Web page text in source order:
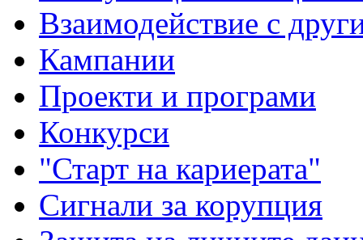
Взаимодействие с
Кампании
Проекти и програми
Конкурси
"Старт на кариерата"
Сигнали за корупция